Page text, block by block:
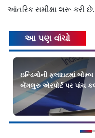
આંતરિક સમીક્ષા શરૂ કરી છે.
આ પણ વાંચો
ઇન્ડિગોની ફ્લાઇટમાં બોમ્બ
બેંગલુરુ એરપોર્ટ પર પાંચ